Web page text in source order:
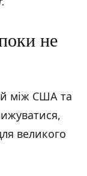
не
між США та
великого